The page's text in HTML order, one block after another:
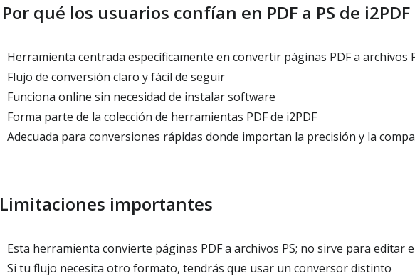
Por qué los usuarios confían en PDF a PS de i2PDF
Herramienta centrada específicamente en convertir páginas PDF a archivos
Flujo de conversión claro y fácil de seguir
Funciona online sin necesidad de instalar software
Forma parte de la colección de herramientas PDF de i2PDF
Adecuada para conversiones rápidas donde importan la precisión y la
Limitaciones importantes
Esta herramienta convierte páginas PDF a archivos PS; no sirve para editar
Si tu flujo necesita otro formato, tendrás que usar un conversor distinto